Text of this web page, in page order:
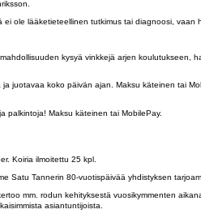
ei ole lääketieteellinen tutkimus tai diagnoosi, vaan
kysyä vinkkejä arjen koulutukseen,
ja juotavaa koko päivän ajan. Maksu käteinen tai
palkintoja! Maksu käteinen tai MobilePay.
Koiria ilmoitettu 25 kpl.
Satu Tannerin 80-vuotispäivää yhdistyksen
mm. rodun kehityksestä vuosikymmenten
asiantuntijoista.